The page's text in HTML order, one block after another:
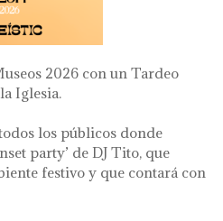
2026 con un Tardeo
Iglesia.
los públicos donde
party’ de DJ Tito, que
festivo y que contará con